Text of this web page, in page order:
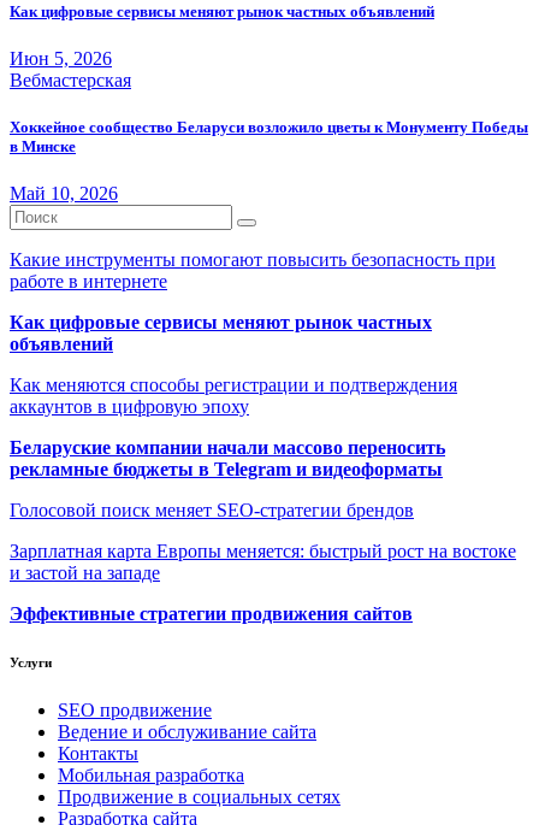
Как цифровые сервисы меняют рынок частных объявлений
Июн 5, 2026
Вебмастерская
Хоккейное сообщество Беларуси возложило цветы к Монументу Победы
в Минске
Май 10, 2026
Какие инструменты помогают повысить безопасность при
работе в интернете
Как цифровые сервисы меняют рынок частных
объявлений
Как меняются способы регистрации и подтверждения
аккаунтов в цифровую эпоху
Беларуские компании начали массово переносить
рекламные бюджеты в Telegram и видеоформаты
Голосовой поиск меняет SEO-стратегии брендов
Зарплатная карта Европы меняется: быстрый рост на востоке
и застой на западе
Эффективные стратегии продвижения сайтов
Услуги
SEO продвижение
Ведение и обслуживание сайта
Контакты
Мобильная разработка
Продвижение в социальных сетях
Разработка сайта